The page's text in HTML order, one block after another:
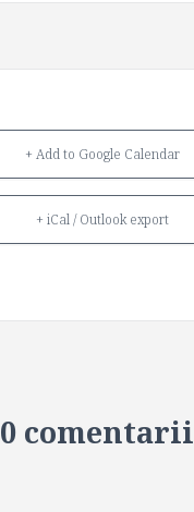
+ Add to Google Calendar
+ iCal / Outlook export
0 comentarii